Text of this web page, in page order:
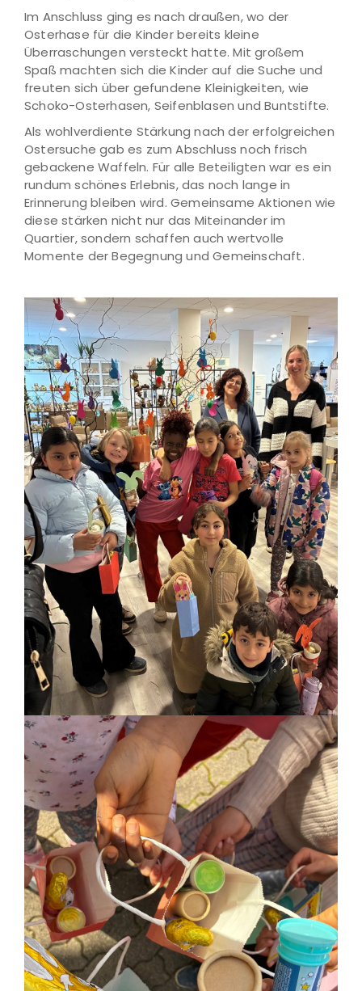
Im Anschluss ging es nach draußen, wo der
Osterhase für die Kinder bereits kleine
Überraschungen versteckt hatte. Mit großem
Spaß machten sich die Kinder auf die Suche und
freuten sich über gefundene Kleinigkeiten, wie
Schoko-Osterhasen, Seifenblasen und Buntstifte.
Als wohlverdiente Stärkung nach der erfolgreichen
Ostersuche gab es zum Abschluss noch frisch
gebackene Waffeln. Für alle Beteiligten war es ein
rundum schönes Erlebnis, das noch lange in
Erinnerung bleiben wird. Gemeinsame Aktionen wie
diese stärken nicht nur das Miteinander im
Quartier, sondern schaffen auch wertvolle
Momente der Begegnung und Gemeinschaft.